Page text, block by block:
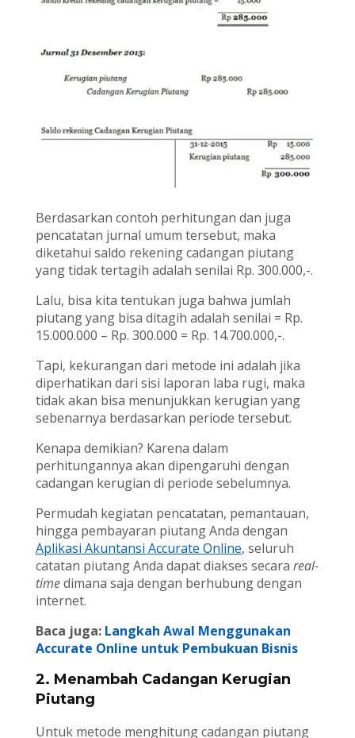
Berdasarkan contoh perhitungan dan juga
pencatatan jurnal umum tersebut, maka
diketahui saldo rekening cadangan piutang
yang tidak tertagih adalah senilai Rp. 300.000,-.
Lalu, bisa kita tentukan juga bahwa jumlah
piutang yang bisa ditagih adalah senilai = Rp.
15.000.000 – Rp. 300.000 = Rp. 14.700.000,-.
Tapi, kekurangan dari metode ini adalah jika
diperhatikan dari sisi laporan laba rugi, maka
tidak akan bisa menunjukkan kerugian yang
sebenarnya berdasarkan periode tersebut.
Kenapa demikian? Karena dalam
perhitungannya akan dipengaruhi dengan
cadangan kerugian di periode sebelumnya.
Permudah kegiatan pencatatan, pemantauan,
hingga pembayaran piutang Anda dengan
Aplikasi Akuntansi Accurate Online, seluruh
catatan piutang Anda dapat diakses secara real-
timedimana saja dengan berhubung dengan
internet.
Baca juga: Langkah Awal Menggunakan
Accurate Online untuk Pembukuan Bisnis
2. Menambah Cadangan Kerugian
Piutang
Untuk metode menghitung cadangan piutang